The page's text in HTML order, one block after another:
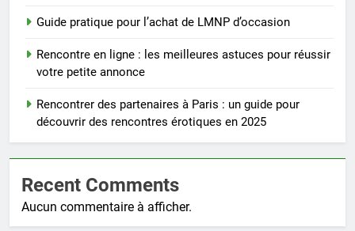
Guide pratique pour l’achat de LMNP d’occasion
Rencontre en ligne : les meilleures astuces pour réussir
votre petite annonce
Rencontrer des partenaires à Paris : un guide pour
découvrir des rencontres érotiques en 2025
Recent Comments
Aucun commentaire à afficher.